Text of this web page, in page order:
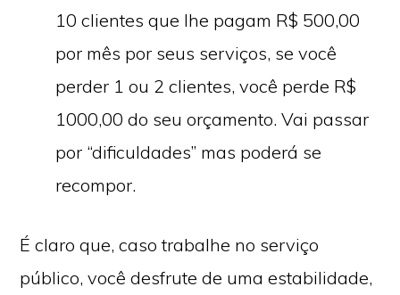
10 clientes que lhe pagam R$ 500,00
por mês por seus serviços, se você
perder 1 ou 2 clientes, você perde R$
1000,00 do seu orçamento. Vai passar
por “dificuldades” mas poderá se
recompor.
É claro que, caso trabalhe no serviço
público, você desfrute de uma estabilidade,